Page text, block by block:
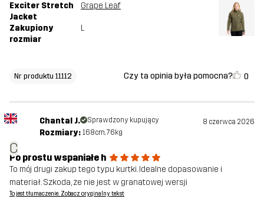
Exciter Stretch
Jacket
Grape Leaf
Zakupiony
rozmiar
L
Nr produktu 11112 Czy ta opinia była pomocna? 0
C
Chantal J. Sprawdzony kupujący 8 czerwca 2026
Rozmiary: 168cm, 76kg
Po prostu wspaniałe h
To mój drugi zakup tego typu kurtki. Idealne dopasowanie i
materiał. Szkoda, że nie jest w granatowej wersji
To jest tłumaczenie. Zobacz oryginalny tekst